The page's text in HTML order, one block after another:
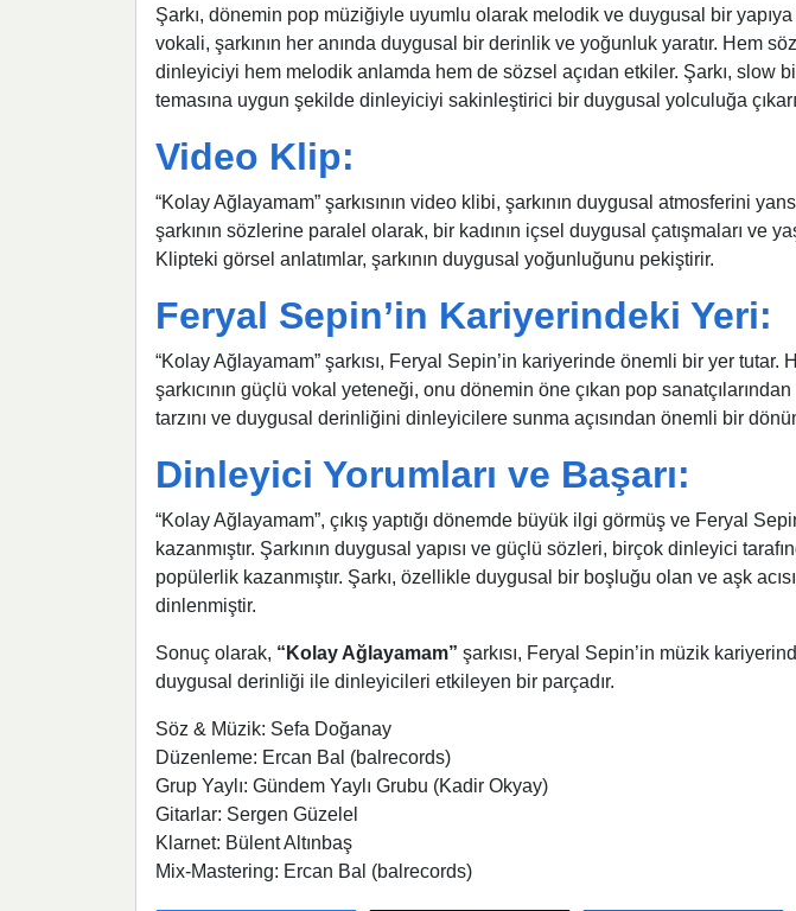
Şarkı, dönemin pop müziğiyle uyumlu olarak melodik ve duygusal bir
vokali, şarkının her anında duygusal bir derinlik ve yoğunluk yaratır. Hem
dinleyiciyi hem melodik anlamda hem de sözsel açıdan etkiler. Şarkı, slow
temasına uygun şekilde dinleyiciyi sakinleştirici bir duygusal yolculuğa
Video Klip:
“Kolay Ağlayamam” şarkısının video klibi, şarkının duygusal atmosferini
şarkının sözlerine paralel olarak, bir kadının içsel duygusal çatışmaları ve
Klipteki görsel anlatımlar, şarkının duygusal yoğunluğunu pekiştirir.
Feryal Sepin’in Kariyerindeki Yeri:
“Kolay Ağlayamam” şarkısı, Feryal Sepin’in kariyerinde önemli bir yer tutar.
şarkıcının güçlü vokal yeteneği, onu dönemin öne çıkan pop sanatçılarından
tarzını ve duygusal derinliğini dinleyicilere sunma açısından önemli bir
Dinleyici Yorumları ve Başarı:
“Kolay Ağlayamam”, çıkış yaptığı dönemde büyük ilgi görmüş ve Feryal
kazanmıştır. Şarkının duygusal yapısı ve güçlü sözleri, birçok dinleyici
popülerlik kazanmıştır. Şarkı, özellikle duygusal bir boşluğu olan ve aşk
dinlenmiştir.
Sonuç olarak, “Kolay Ağlayamam” şarkısı, Feryal Sepin’in müzik
duygusal derinliği ile dinleyicileri etkileyen bir parçadır.
Söz & Müzik: Sefa Doğanay
Düzenleme: Ercan Bal (balrecords)
Grup Yaylı: Gündem Yaylı Grubu (Kadir Okyay)
Gitarlar: Sergen Güzelel
Klarnet: Bülent Altınbaş
Mix-Mastering: Ercan Bal (balrecords)